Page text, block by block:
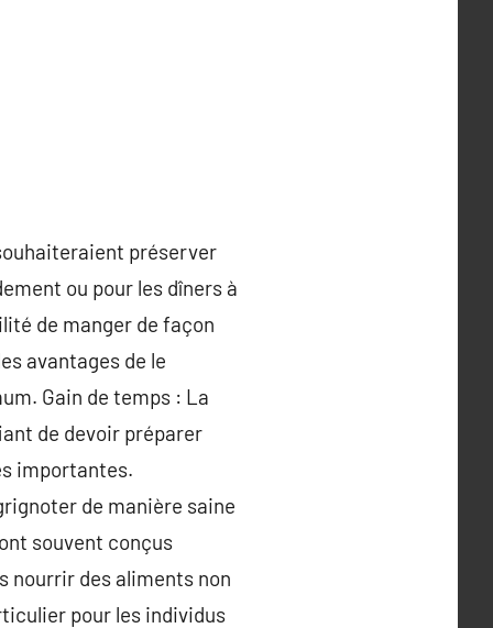
préserver
ou pour les dîners à
de manger de façon
avantages de le
Gain de temps : La
de devoir préparer
importantes.
de manière saine
souvent conçus
nourrir des aliments non
pour les individus